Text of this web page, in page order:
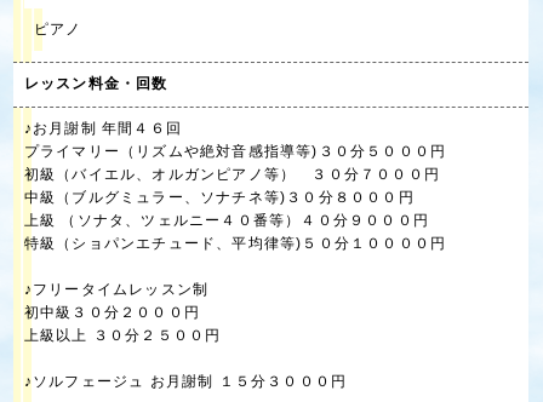
ピアノ
レッスン料金・回数
♪お月謝制 年間４６回
プライマリー（リズムや絶対音感指導等)３０分５０００円
初級（バイエル、オルガンピアノ等） ３０分７０００円
中級（ブルグミュラー、ソナチネ等)３０分８０００円
上級 （ソナタ、ツェルニー４０番等）４０分９０００円
特級（ショパンエチュード、平均律等)５０分１００００円
♪フリータイムレッスン制
初中級３０分２０００円
上級以上 ３０分２５００円
♪ソルフェージュ お月謝制 １５分３０００円